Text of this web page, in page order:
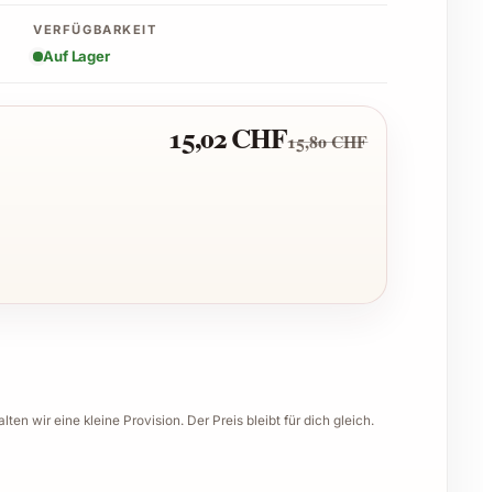
VERFÜGBARKEIT
Auf Lager
15,02 CHF15,80 CHF
wir eine kleine Provision. Der Preis bleibt für dich gleich.